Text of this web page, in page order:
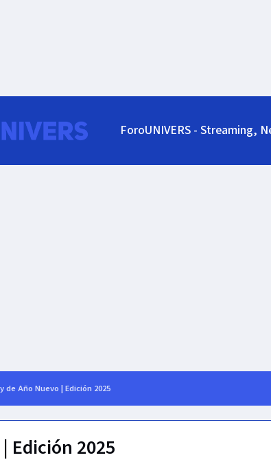
ForoUNIVERS - Streaming,
de Año Nuevo | Edición 2025
Edición 2025